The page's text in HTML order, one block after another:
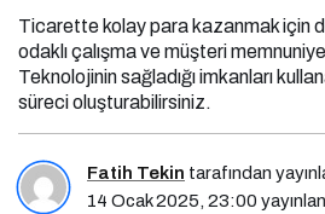
Ticarette kolay para kazanmak için
odaklı çalışma ve müşteri
Teknolojinin sağladığı imkanları
süreci oluşturabilirsiniz.
Fatih Tekin tarafından
14 Ocak 2025, 23:00